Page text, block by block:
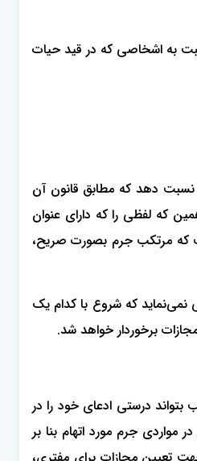
به اشخاصی که در قید حیات
نسبت دهد که مطابق قانون آن
که لفظی را که دارای عنوان
که مرتکب جرم بصورت صریح،
که شروع با کدام یک
برخوردار خواهد شد.
درستی ادعای خود را در
جرم مورد اتهام بنا بر